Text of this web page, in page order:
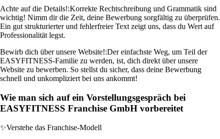
Achte auf die Details!:Korrekte Rechtschreibung und Grammatik sind
wichtig! Nimm dir die Zeit, deine Bewerbung sorgfältig zu überprüfen.
Ein gut strukturierter und fehlerfreier Text zeigt uns, dass du Wert auf
Professionalität legst.
Bewirb dich über unsere Website!:Der einfachste Weg, um Teil der
EASYFITNESS-Familie zu werden, ist, dich direkt über unsere
Website zu bewerben. So stellst du sicher, dass deine Bewerbung
schnell und unkompliziert bei uns ankommt!
Wie man sich auf ein Vorstellungsgespräch bei
EASYFITNESS Franchise GmbH vorbereitet
✨Verstehe das Franchise-Modell